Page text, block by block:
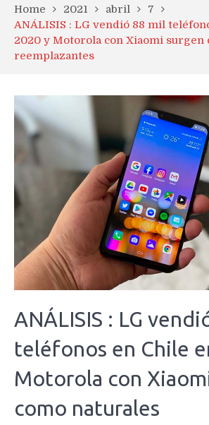
Home 2021 abril
7
ANÁLISIS : LG vendió 88 mil
2020 y Motorola con Xiaomi surgen
reemplazantes
ANÁLISIS : LG
teléfonos en Chile
Motorola con
como naturales